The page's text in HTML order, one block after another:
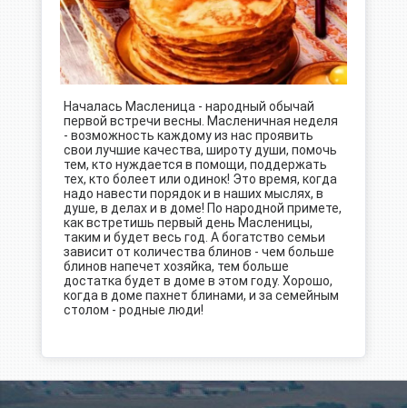
Началась Масленица - народный обычай
первой встречи весны. Масленичная неделя
- возможность каждому из нас проявить
свои лучшие качества, широту души, помочь
тем, кто нуждается в помощи, поддержать
тех, кто болеет или одинок! Это время, когда
надо навести порядок и в наших мыслях, в
душе, в делах и в доме! По народной примете,
как встретишь первый день Масленицы,
таким и будет весь год. А богатство семьи
зависит от количества блинов - чем больше
блинов напечет хозяйка, тем больше
достатка будет в доме в этом году. Хорошо,
когда в доме пахнет блинами, и за семейным
столом - родные люди!